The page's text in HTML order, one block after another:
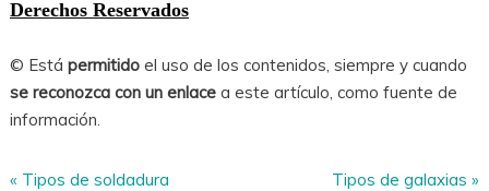
Derechos Reservados
© Está permitidoel uso de los contenidos, siempre y cuando
se reconozca con un enlacea este artículo, como fuente de
información.
« Tipos de soldadura Tipos de galaxias »